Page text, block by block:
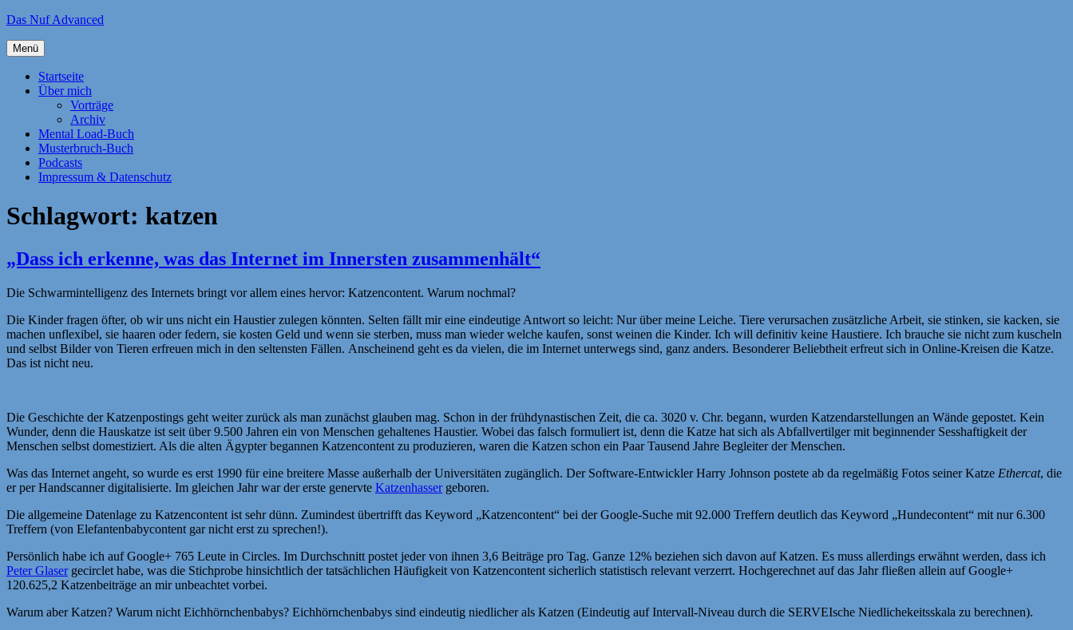
Zum
springen
Das Nuf Advanced
Menü
Startseite
Über mich
Vorträge
Archiv
Mental Load-Buch
Musterbruch-Buch
Podcasts
Impressum & Datenschutz
Schlagwort: katzen
„Dass ich erkenne, was das Internet im Innersten zusammenhält“
Die Schwarmintelligenz des Internets bringt vor allem eines hervor: Katzencontent. Warum nochmal?
Die Kinder fragen öfter, ob wir uns nicht ein Haustier zulegen könnten. Selten fällt mir eine eindeutige Antwort so leicht: Nur über meine Leiche. Tiere verursachen zusätzliche Arbeit, sie stinken, sie kacken, sie
machen unflexibel, sie haaren oder federn, sie kosten Geld und wenn sie sterben, muss man wieder welche kaufen, sonst weinen die Kinder. Ich will definitiv keine Haustiere. Ich brauche sie nicht zum kuscheln
und selbst Bilder von Tieren erfreuen mich in den seltensten Fällen. Anscheinend geht es da vielen, die im Internet unterwegs sind, ganz anders. Besonderer Beliebtheit erfreut sich in Online-Kreisen die Katze.
Das ist nicht neu.
Die Geschichte der Katzenpostings geht weiter zurück als man zunächst glauben mag. Schon in der frühdynastischen Zeit, die ca. 3020 v. Chr. begann, wurden Katzendarstellungen an Wände gepostet. Kein
Wunder, denn die Hauskatze ist seit über 9.500 Jahren ein von Menschen gehaltenes Haustier. Wobei das falsch formuliert ist, denn die Katze hat sich als Abfallvertilger mit beginnender Sesshaftigkeit der
Menschen selbst domestiziert. Als die alten Ägypter begannen Katzencontent zu produzieren, waren die Katzen schon ein Paar Tausend Jahre Begleiter der Menschen.
Was das Internet angeht, so wurde es erst 1990 für eine breitere Masse außerhalb der Universitäten zugänglich. Der Software-Entwickler Harry Johnson postete ab da regelmäßig Fotos seiner Katze Ethercat, die
er per Handscanner digitalisierte. Im gleichen Jahr war der erste genervte Katzenhassergeboren.
Die allgemeine Datenlage zu Katzencontent ist sehr dünn. Zumindest übertrifft das Keyword „Katzencontent“ bei der Google-Suche mit 92.000 Treffern deutlich das Keyword „Hundecontent“ mit nur 6.300
Treffern (von Elefantenbabycontent gar nicht erst zu sprechen!).
Persönlich habe ich auf Google+ 765 Leute in Circles. Im Durchschnitt postet jeder von ihnen 3,6 Beiträge pro Tag. Ganze 12% beziehen sich davon auf Katzen. Es muss allerdings erwähnt werden, dass ich
Peter Glasergecirclet habe, was die Stichprobe hinsichtlich der tatsächlichen Häufigkeit von Katzencontent sicherlich statistisch relevant verzerrt. Hochgerechnet auf das Jahr fließen allein auf Google+
120.625,2 Katzenbeiträge an mir unbeachtet vorbei.
Warum aber Katzen? Warum nicht Eichhörnchenbabys? Eichhörnchenbabys sind eindeutig niedlicher als Katzen (Eindeutig auf Intervall-Niveau durch die SERVEIsche Niedlichekeitsskala zu berechnen).